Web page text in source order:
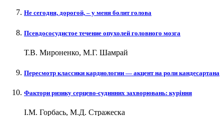
Не сегодня, дорогой, – у меня болит голова
Псевдососудистое течение опухолей головного мозга
Т.В. Мироненко, М.Г. Шамрай
Пересмотр классики кардиологии — акцент на роли кандесартана
Фактори ризику серцево-судинних захворювань: куріння
І.М. Горбась, М.Д. Стражеска